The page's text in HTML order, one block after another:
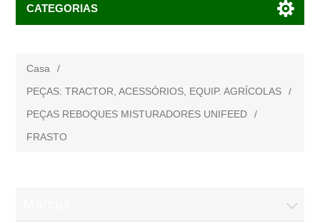
CATEGORIAS
Casa
/
PEÇAS: TRACTOR, ACESSÓRIOS, EQUIP. AGRÍCOLAS
/
PEÇAS REBOQUES MISTURADORES UNIFEED
/
FRASTO